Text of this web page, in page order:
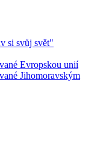
si svůj svět"
Evropskou unií
Jihomoravským